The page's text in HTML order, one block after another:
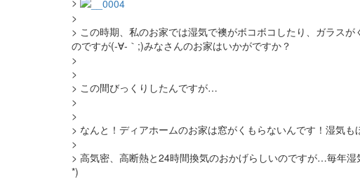
>
> この時期、私のお家では湿気で襖がボコボコしたり、ガラス
のですが(-∀-｀;)みなさんのお家はいかがですか？
>
>
> この間びっくりしたんですが…
>
>
> なんと！ディアホームのお家は窓がくもらないんです！湿気
>
> 高気密、高断熱と24時間換気のおかげらしいのですが…毎年
*)